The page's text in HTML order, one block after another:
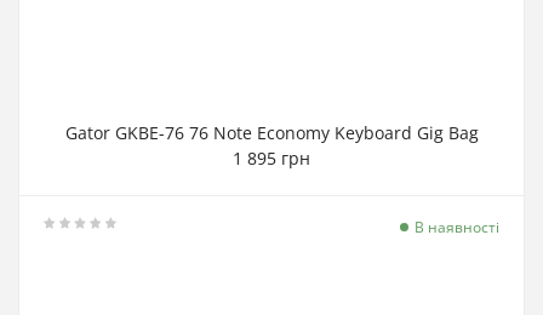
Gator GKBE-76 76 Note Economy Keyboard Gig Bag
1 895 грн
В наявності